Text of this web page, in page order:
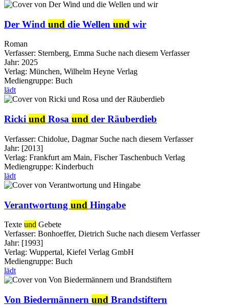
Der Wind und die Wellen und wir
Roman
Verfasser: Sternberg, Emma Suche nach diesem Verfasser
Jahr: 2025
Verlag: München, Wilhelm Heyne Verlag
Mediengruppe: Buch
lädt
Ricki und Rosa und der Räuberdieb
Verfasser: Chidolue, Dagmar Suche nach diesem Verfasser
Jahr: [2013]
Verlag: Frankfurt am Main, Fischer Taschenbuch Verlag
Mediengruppe: Kinderbuch
lädt
Verantwortung und Hingabe
Texte und Gebete
Verfasser: Bonhoeffer, Dietrich Suche nach diesem Verfasser
Jahr: [1993]
Verlag: Wuppertal, Kiefel Verlag GmbH
Mediengruppe: Buch
lädt
Von Biedermännern und Brandstiftern